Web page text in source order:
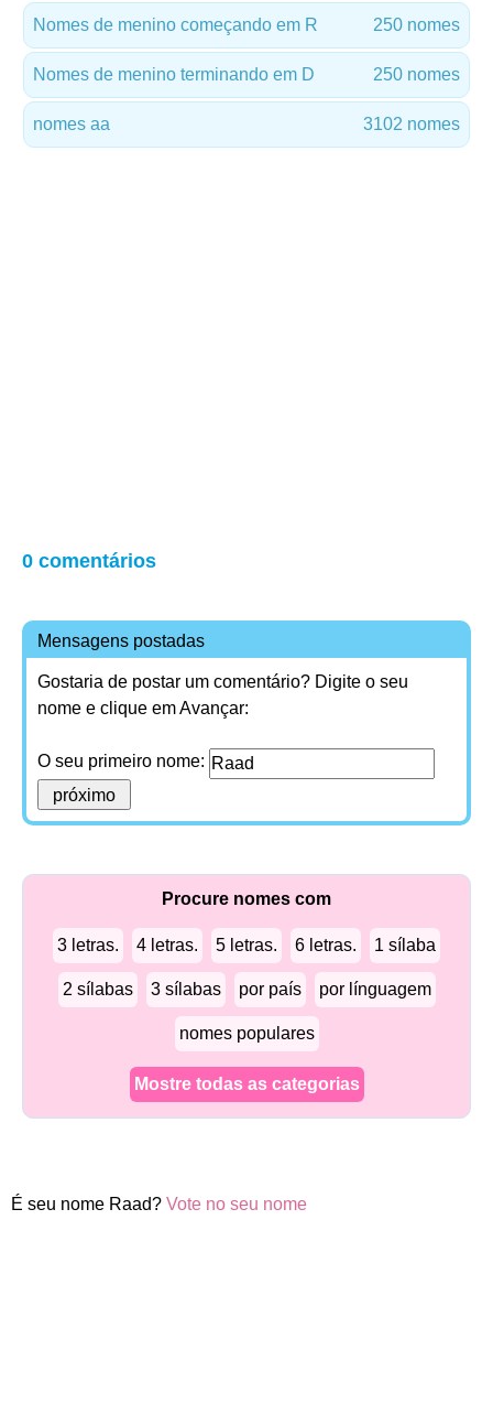
Nomes de menino começando em R 250 nomes
Nomes de menino terminando em D 250 nomes
nomes aa 3102 nomes
0 comentários
Mensagens postadas
Gostaria de postar um comentário? Digite o seu
nome e clique em Avançar:
O seu primeiro nome:
Procure nomes com
3 letras. 4 letras. 5 letras. 6 letras. 1 sílaba
2 sílabas 3 sílabas por país por línguagem
nomes populares
Mostre todas as categorias
É seu nome Raad? Vote no seu nome